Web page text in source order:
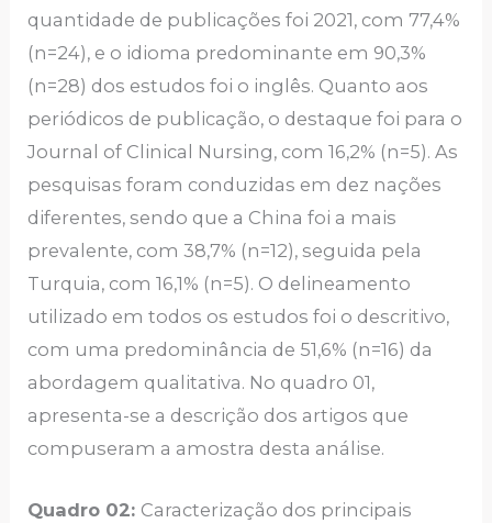
quantidade de publicações foi 2021, com 77,4%
(n=24), e o idioma predominante em 90,3%
(n=28) dos estudos foi o inglês. Quanto aos
periódicos de publicação, o destaque foi para o
Journal of Clinical Nursing, com 16,2% (n=5). As
pesquisas foram conduzidas em dez nações
diferentes, sendo que a China foi a mais
prevalente, com 38,7% (n=12), seguida pela
Turquia, com 16,1% (n=5). O delineamento
utilizado em todos os estudos foi o descritivo,
com uma predominância de 51,6% (n=16) da
abordagem qualitativa. No quadro 01,
apresenta-se a descrição dos artigos que
compuseram a amostra desta análise.
Quadro 02: Caracterização dos principais